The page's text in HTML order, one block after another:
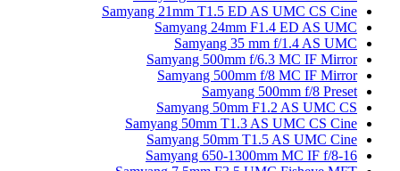
Samyang 21mm T1.5 ED AS UMC CS Cine
Samyang 24mm F1.4 ED AS UMC
Samyang 35 mm f/1.4 AS UMC
Samyang 500mm f/6.3 MC IF Mirror
Samyang 500mm f/8 MC IF Mirror
Samyang 500mm f/8 Preset
Samyang 50mm F1.2 AS UMC CS
Samyang 50mm T1.3 AS UMC CS Cine
Samyang 50mm T1.5 AS UMC Cine
Samyang 650-1300mm MC IF f/8-16